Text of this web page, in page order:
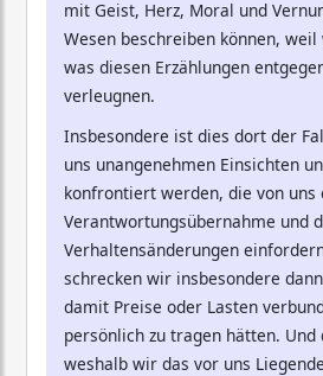
mit Geist, Herz, Moral und
Wesen beschreiben können,
was diesen Erzählungen
verleugnen.
Insbesondere ist dies dort der
uns unangenehmen Einsichten
konfrontiert werden, die von uns
Verantwortungsübernahme und
Verhaltensänderungen
schrecken wir insbesondere
damit Preise oder Lasten
persönlich zu tragen hätten. Und
weshalb wir das vor uns